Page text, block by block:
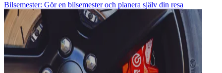
Bilsemester: Gör en bilsemester och planera själv din resa